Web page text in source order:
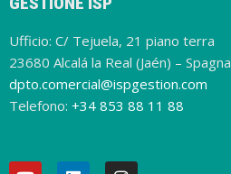
Ufficio: C/ Tejuela, 21 piano terra
23680 Alcalá la Real (Jaén) – Spagna
dpto.comercial@ispgestion.com
Telefono: +34 853 88 11 88